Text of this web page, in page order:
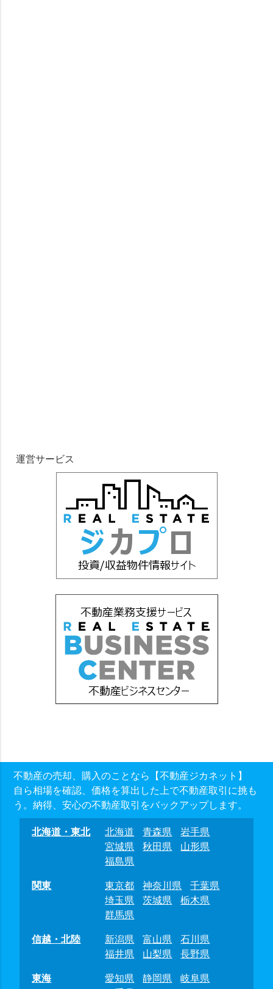
運営サービス
不動産の売却、購入のことなら【不動産ジカネット】
自ら相場を確認、価格を算出した上で不動産取引に挑も
う。納得、安心の不動産取引をバックアップします。
北海道・東北 北海道 青森県
岩手県
宮城県
秋田県
山形県
福島県
関東
東京都 神奈川県
千葉県
埼玉県
茨城県
栃木県
群馬県
信越・北陸
新潟県 富山県
石川県
福井県
山梨県
長野県
東海
愛知県 静岡県
岐阜県